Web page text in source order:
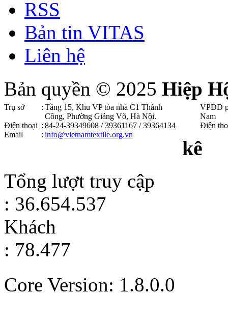
RSS
Bản tin VITAS
Liên hệ
Bản quyền © 2025 Hiệp
Trụ sở : Tầng 15, Khu VP tòa nhà C1 Thành
Công, Phường Giảng Võ, Hà Nội .
Điện thoại : 84-24-39349608 / 39361167 / 39364134
Email
: info@vietnamtextile.org.vn
VPĐD
Nam
Điện
kê
Tổng lượt truy cập
: 36.654.537
Khách
: 78.477
Core Version: 1.8.0.0